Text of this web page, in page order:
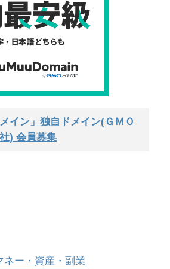
イン」独自ドメイン(ＧＭＯ
) 会員募集
ネー・資産・副業